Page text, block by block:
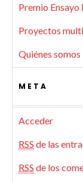
Premio
Proyectos
Quiénes somos
META
Acceder
RSS de las
RSS de los